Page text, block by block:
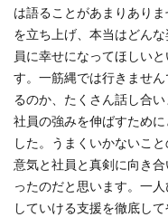
は語ることがあまりあり
を立ち上げ、本当はどん
員に幸せになってほしい
す。一筋縄では行きませ
るのか、たくさん話し合
社員の強みを伸ばすため
した。うまくいかないこ
意気と社員と真剣に向き
ったのだと思います。一
していける支援を徹底して